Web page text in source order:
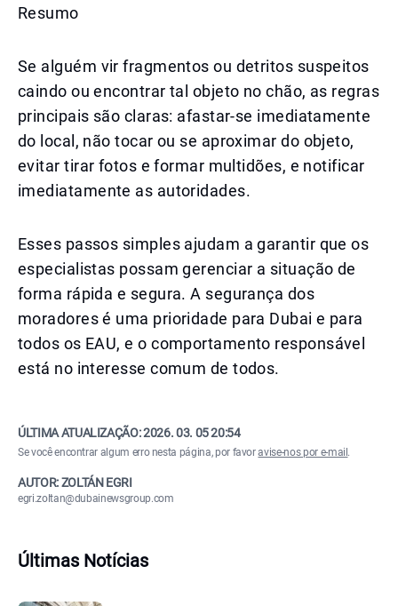
Resumo
Se alguém vir fragmentos ou detritos suspeitos
caindo ou encontrar tal objeto no chão, as regras
principais são claras: afastar-se imediatamente
do local, não tocar ou se aproximar do objeto,
evitar tirar fotos e formar multidões, e notificar
imediatamente as autoridades.
Esses passos simples ajudam a garantir que os
especialistas possam gerenciar a situação de
forma rápida e segura. A segurança dos
moradores é uma prioridade para Dubai e para
todos os EAU, e o comportamento responsável
está no interesse comum de todos.
ÚLTIMA ATUALIZAÇÃO:2026. 03. 05 20:54
Se você encontrar algum erro nesta página, por favoravise-nos por e-mail .
AUTOR: ZOLTÁN EGRI
egri.zoltan@dubainewsgroup.com
Últimas Notícias